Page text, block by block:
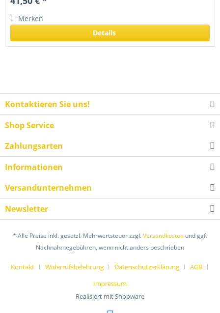
Merken
Details
Kontaktieren Sie uns!
Shop Service
Zahlungsarten
Informationen
Versandunternehmen
Newsletter
* Alle Preise inkl. gesetzl. Mehrwertsteuer zzgl.Versandkosten und ggf.
Nachnahmegebühren, wenn nicht anders beschrieben
Kontakt Widerrufsbelehrung Datenschutzerklärung
AGB
Impressum
Realisiert mit Shopware